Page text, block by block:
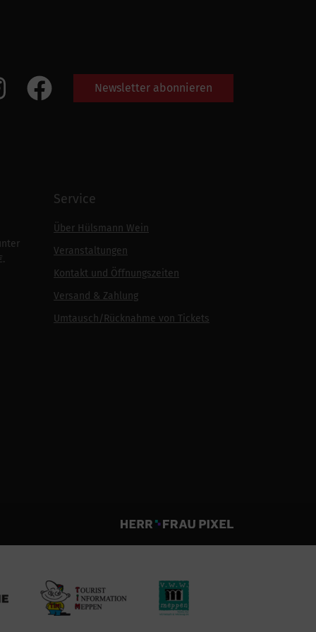
Newsletter abonnieren
Service
Über Hülsmann Wein
Veranstaltungen
Kontakt und Öffnungszeiten
Versand & Zahlung
Umtausch/Rücknahme von Tickets